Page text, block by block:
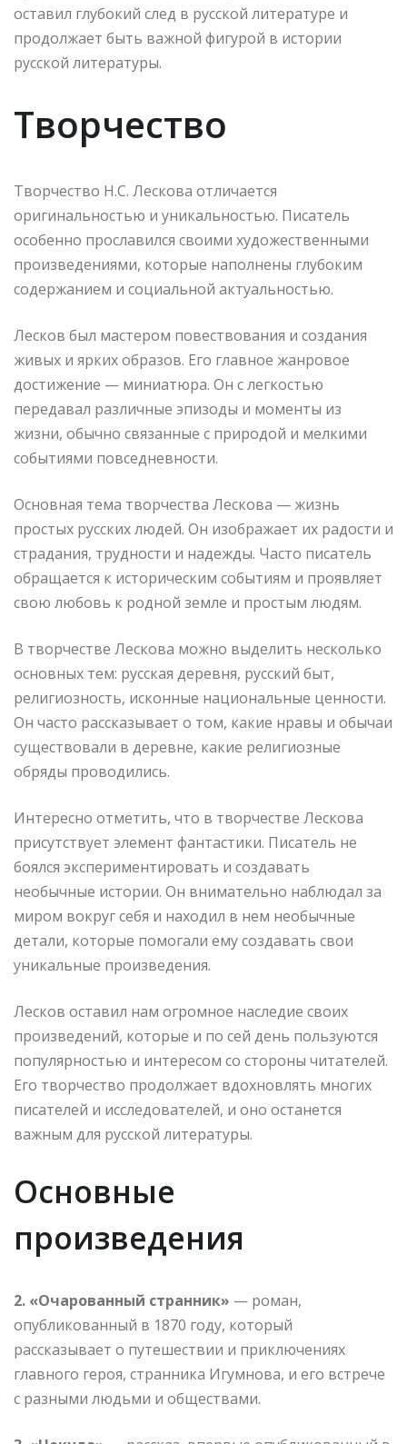
оставил глубокий след в русской литературе и
продолжает быть важной фигурой в истории
русской литературы.
Творчество
Творчество Н.С. Лескова отличается
оригинальностью и уникальностью. Писатель
особенно прославился своими художественными
произведениями, которые наполнены глубоким
содержанием и социальной актуальностью.
Лесков был мастером повествования и создания
живых и ярких образов. Его главное жанровое
достижение — миниатюра. Он с легкостью
передавал различные эпизоды и моменты из
жизни, обычно связанные с природой и мелкими
событиями повседневности.
Основная тема творчества Лескова — жизнь
простых русских людей. Он изображает их радости и
страдания, трудности и надежды. Часто писатель
обращается к историческим событиям и проявляет
свою любовь к родной земле и простым людям.
В творчестве Лескова можно выделить несколько
основных тем: русская деревня, русский быт,
религиозность, исконные национальные ценности.
Он часто рассказывает о том, какие нравы и обычаи
существовали в деревне, какие религиозные
обряды проводились.
Интересно отметить, что в творчестве Лескова
присутствует элемент фантастики. Писатель не
боялся экспериментировать и создавать
необычные истории. Он внимательно наблюдал за
миром вокруг себя и находил в нем необычные
детали, которые помогали ему создавать свои
уникальные произведения.
Лесков оставил нам огромное наследие своих
произведений, которые и по сей день пользуются
популярностью и интересом со стороны читателей.
Его творчество продолжает вдохновлять многих
писателей и исследователей, и оно останется
важным для русской литературы.
Основные
произведения
2. «Очарованный странник» — роман,
опубликованный в 1870 году, который
рассказывает о путешествии и приключениях
главного героя, странника Игумнова, и его встрече
с разными людьми и обществами.